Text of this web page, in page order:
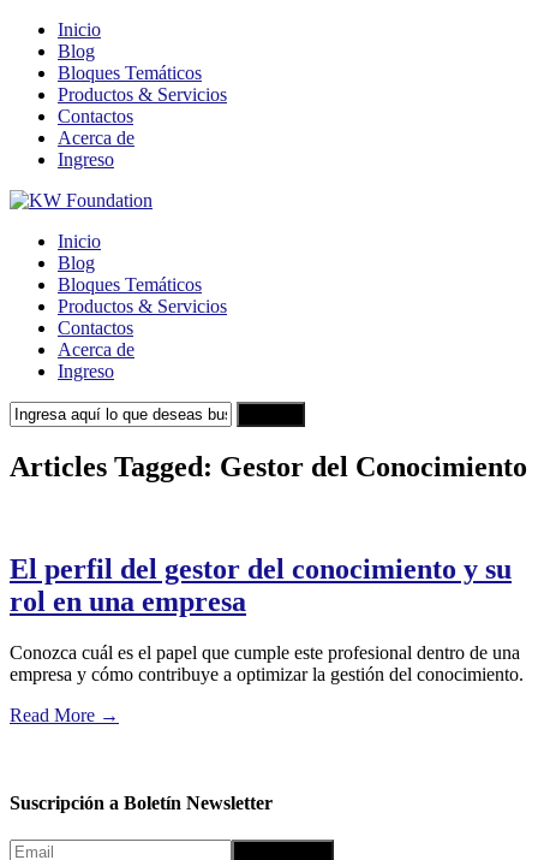
Inicio
Blog
Bloques Temáticos
Productos & Servicios
Contactos
Acerca de
Ingreso
Inicio
Blog
Bloques Temáticos
Productos & Servicios
Contactos
Acerca de
Ingreso
Articles Tagged: Gestor del Conocimiento
El perfil del gestor del conocimiento y su
rol en una empresa
Conozca cuál es el papel que cumple este profesional dentro de una
empresa y cómo contribuye a optimizar la gestión del conocimiento.
Read More →
Suscripción a Boletín Newsletter